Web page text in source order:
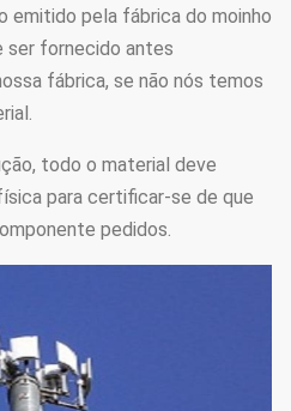
emitido pela fábrica do moinho
ser fornecido antes
fábrica, se não nós temos
todo o material deve
para certificar-se de que
pedidos.